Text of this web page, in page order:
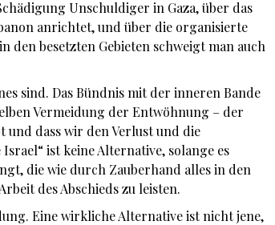
Unschuldiger in Gaza, über das
anrichtet, und über die organisierte
den besetzten Gebieten schweigt man auch
sind. Das Bündnis mit der inneren Bande
Vermeidung der Entwöhnung – der
und dass wir den Verlust und die
ist keine Alternative, solange es
die wie durch Zauberhand alles in den
des Abschieds zu leisten.
Eine wirkliche Alternative ist nicht jene,